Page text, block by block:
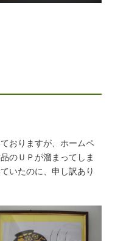
おりますが、ホームペ
のＵＰが溜まってしま
いたのに、申し訳あり